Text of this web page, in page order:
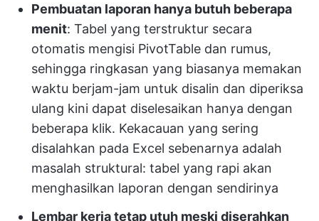
Pembuatan laporan hanya butuh beberapa
menit: Tabel yang terstruktur secara
otomatis mengisi PivotTable dan rumus,
sehingga ringkasan yang biasanya memakan
waktu berjam-jam untuk disalin dan diperiksa
ulang kini dapat diselesaikan hanya dengan
beberapa klik. Kekacauan yang sering
disalahkan pada Excel sebenarnya adalah
masalah struktural: tabel yang rapi akan
menghasilkan laporan dengan sendirinya
Lembar kerja tetap utuh meski diserahkan